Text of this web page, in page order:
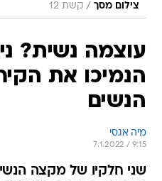
צילום מסך / קשת 12
עוצמה נשית?
הנמיכו את
הנשים
מיה אגסי
7.1.2022 / 9:15
שני חלקיו של מקצה